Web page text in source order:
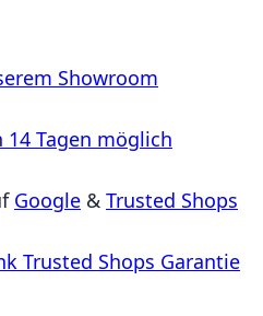
Showroom
Tagen möglich
Google & Trusted Shops
Trusted Shops Garantie